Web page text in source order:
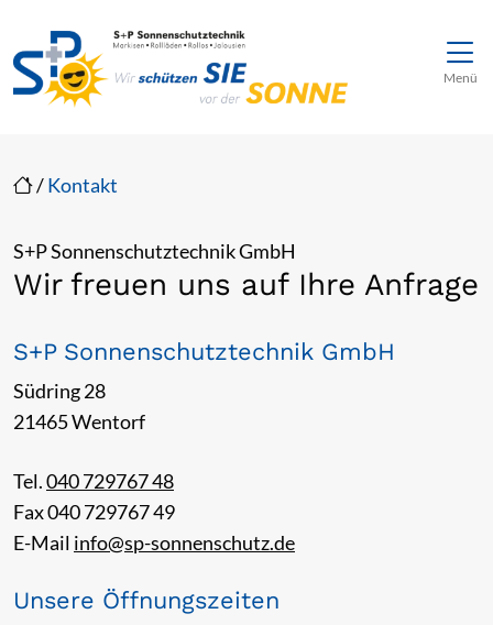
Hauptnavigation Menü
/Kontakt
S+P Sonnenschutztechnik GmbH
Wir freuen uns auf Ihre Anfrage
S+P Sonnenschutztechnik GmbH
Südring 28
21465 Wentorf
Tel.040 729767 48
Fax 040 729767 49
E-Mail info@sp-sonnenschutz.de
Unsere Öffnungszeiten